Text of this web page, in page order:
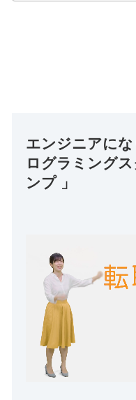
エンジニアに
ログラミング
ンプ 」